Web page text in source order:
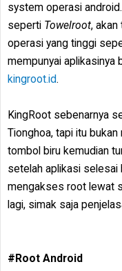
system operasi
seperti Towelroot,
operasi yang tinggi
mempunyai aplikasinya
kingroot.id.
KingRoot sebenarnya
Tionghoa, tapi itu
tombol biru kemudian
setelah aplikasi selesai
mengakses root lewat
lagi, simak saja
#Root Android